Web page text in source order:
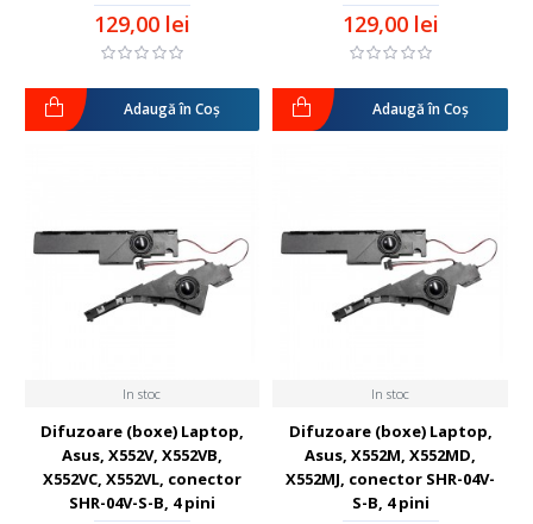
129,00 lei
Adaugă în Coş
129,00 lei
Adaugă în Coş
In stoc
Difuzoare (boxe) Laptop,
Asus, X552V, X552VB,
X552VC, X552VL, conector
SHR-04V-S-B, 4 pini
In stoc
Difuzoare (boxe) Laptop,
Asus, X552M, X552MD,
X552MJ, conector SHR-04V-
S-B, 4 pini